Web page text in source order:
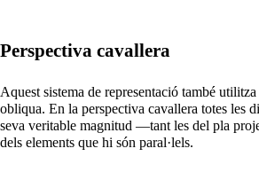
Perspectiva cavallera
Aquest sistema de representació també
obliqua. En la perspectiva cavallera totes les
seva veritable magnitud —tant les del pla
dels elements que hi són paral·lels.